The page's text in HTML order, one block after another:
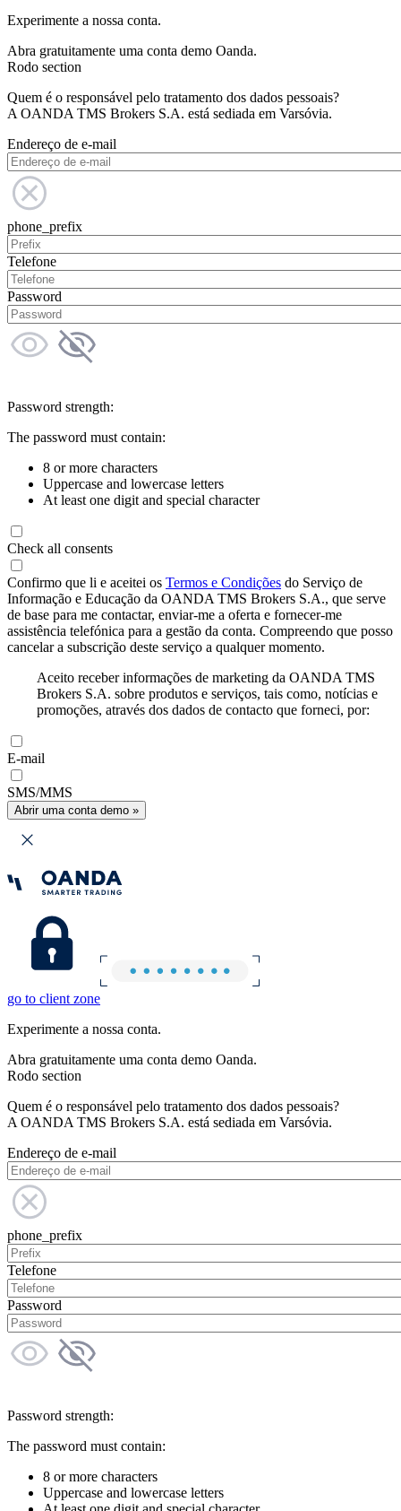
Experimente a nossa conta.
Abra gratuitamente uma conta demo Oanda.
Rodo section
Quem é o responsável pelo tratamento dos dados pessoais?
A OANDA TMS Brokers S.A. está sediada em Varsóvia.
Endereço de e-mail
phone_prefix
Telefone
Password
Password strength:
The password must contain:
8 or more characters
Uppercase and lowercase letters
At least one digit and special character
Check all consents
Confirmo que li e aceitei os Termos e Condições do Serviço de
Informação e Educação da OANDA TMS Brokers S.A., que serve
de base para me contactar, enviar-me a oferta e fornecer-me
assistência telefónica para a gestão da conta. Compreendo que posso
cancelar a subscrição deste serviço a qualquer momento.
Aceito receber informações de marketing da OANDA TMS
Brokers S.A. sobre produtos e serviços, tais como, notícias e
promoções, através dos dados de contacto que forneci, por:
E-mail
SMS/MMS
Abrir uma conta demo »
go to client zone
Experimente a nossa conta.
Abra gratuitamente uma conta demo Oanda.
Rodo section
Quem é o responsável pelo tratamento dos dados pessoais?
A OANDA TMS Brokers S.A. está sediada em Varsóvia.
Endereço de e-mail
phone_prefix
Telefone
Password
Password strength:
The password must contain:
8 or more characters
Uppercase and lowercase letters